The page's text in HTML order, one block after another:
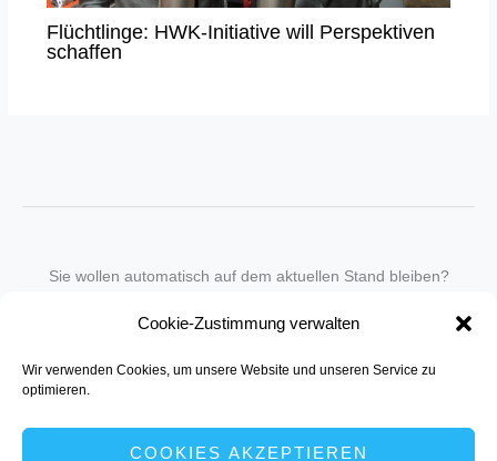
Cookie-Zustimmung verwalten
Wir verwenden Cookies, um unsere Website und unseren Service zu
optimieren.
COOKIES AKZEPTIEREN
Flüchtlinge: HWK-Initiative will Perspektiven
schaffen
Sie wollen automatisch auf dem aktuellen Stand bleiben?
in unseren Newsletter-Service auf.
Senden Sie für ein Angebot einfach eine